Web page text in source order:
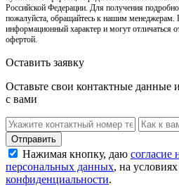
Российской Федерации. Для получения
пожалуйста, обращайтесь к нашим менеджерам.
информационный характер и могут отличаться
офертой.
Оставить заявку
Оставьте свои контактные данные
с вами
Нажимая кнопку, даю согласие
персональных данных, на
конфиденциальности.